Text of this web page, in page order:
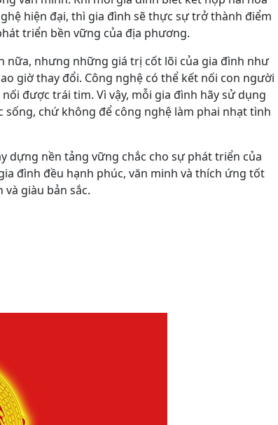
hiện đại, thì gia đình sẽ thực sự trở thành điểm
triển bền vững của địa phương.
nữa, nhưng những giá trị cốt lõi của gia đình như
giờ thay đổi. Công nghệ có thể kết nối con người
được trái tim. Vì vậy, mỗi gia đình hãy sử dụng
chứ không để công nghệ làm phai nhạt tình
dựng nền tảng vững chắc cho sự phát triển của
đình đều hạnh phúc, văn minh và thích ứng tốt
giàu bản sắc.